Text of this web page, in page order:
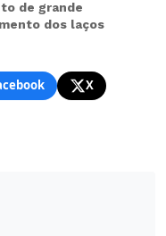
de grande
dos laços
X